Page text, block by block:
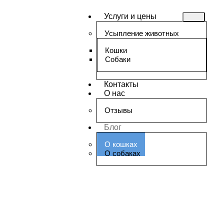
Услуги и цены
Усыпление животных
Кошки
Собаки
Контакты
О нас
Отзывы
Блог
О кошках
О собаках